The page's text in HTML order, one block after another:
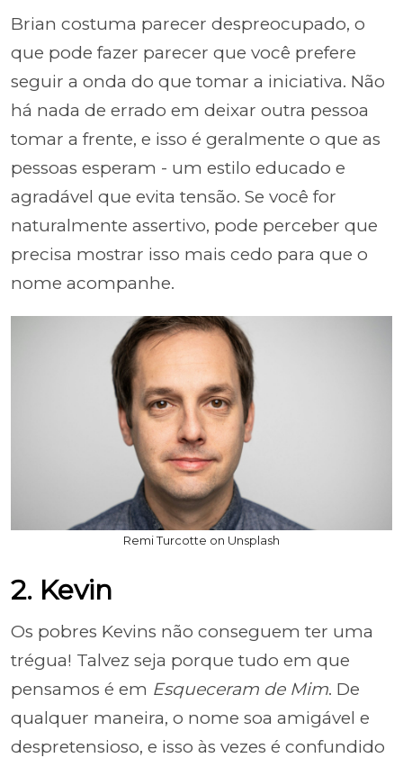
Brian costuma parecer despreocupado, o
que pode fazer parecer que você prefere
seguir a onda do que tomar a iniciativa. Não
há nada de errado em deixar outra pessoa
tomar a frente, e isso é geralmente o que as
pessoas esperam - um estilo educado e
agradável que evita tensão. Se você for
naturalmente assertivo, pode perceber que
precisa mostrar isso mais cedo para que o
nome acompanhe.
Remi Turcotte on Unsplash
2. Kevin
Os pobres Kevins não conseguem ter uma
trégua! Talvez seja porque tudo em que
pensamos é em Esqueceram de Mim. De
qualquer maneira, o nome soa amigável e
despretensioso, e isso às vezes é confundido